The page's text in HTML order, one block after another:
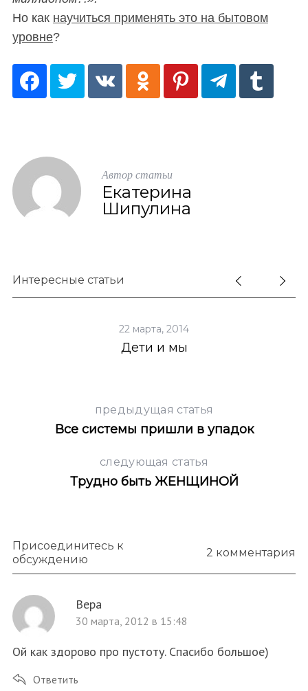
Но как научиться применять это на бытовом
уровне?
Автор статьи
Екатерина
Шипулина
Интересные статьи
22 марта, 2014
Дети и мы
предыдущая статья
Все системы пришли в упадок
следующая статья
Трудно быть ЖЕНЩИНОЙ
Присоединитесь к
обсуждению
2 комментария
Вера
30 марта, 2012 в 15:48
Ой как здорово про пустоту. Спасибо большое)
Ответить